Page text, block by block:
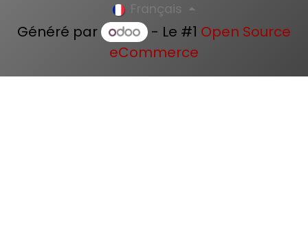
Français
Généré par - Le #1 Open Source
eCommerce